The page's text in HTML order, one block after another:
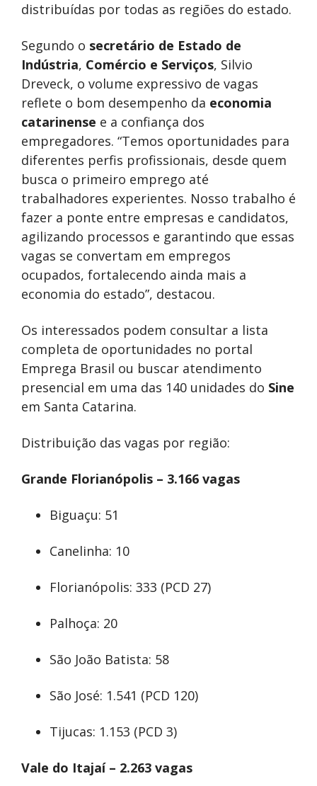
distribuídas por todas as regiões do estado.
Segundo o secretário de Estado de
Indústria, Comércio e Serviços, Silvio
Dreveck, o volume expressivo de vagas
reflete o bom desempenho da economia
catarinense e a confiança dos
empregadores. “Temos oportunidades para
diferentes perfis profissionais, desde quem
busca o primeiro emprego até
trabalhadores experientes. Nosso trabalho é
fazer a ponte entre empresas e candidatos,
agilizando processos e garantindo que essas
vagas se convertam em empregos
ocupados, fortalecendo ainda mais a
economia do estado”, destacou.
Os interessados podem consultar a lista
completa de oportunidades no portal
Emprega Brasil ou buscar atendimento
presencial em uma das 140 unidades do Sine
em Santa Catarina.
Distribuição das vagas por região:
Grande Florianópolis – 3.166 vagas
Biguaçu: 51
Canelinha: 10
Florianópolis: 333 (PCD 27)
Palhoça: 20
São João Batista: 58
São José: 1.541 (PCD 120)
Tijucas: 1.153 (PCD 3)
Vale do Itajaí – 2.263 vagas